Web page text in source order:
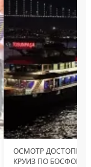
ОСМОТР
КРУИЗ ПО БОСФОРУ